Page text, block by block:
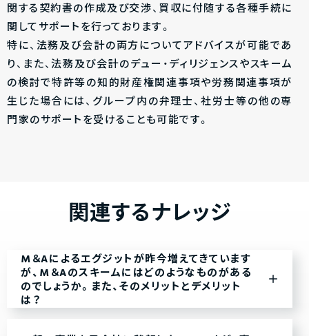
関する契約書の作成及び交渉、買収に付随する各種手続に
関してサポートを行っております。
特に、法務及び会計の両方についてアドバイスが可能であ
り、また、法務及び会計のデュー・ディリジェンスやスキーム
の検討で特許等の知的財産権関連事項や労務関連事項が
生じた場合には、グループ内の弁理士、社労士等の他の専
門家のサポートを受けることも可能です。
関連するナレッジ
M＆Aによるエグジットが昨今増えてきています
が、M＆Aのスキームにはどのようなものがある
のでしょうか。また、そのメリットとデメリット
は？